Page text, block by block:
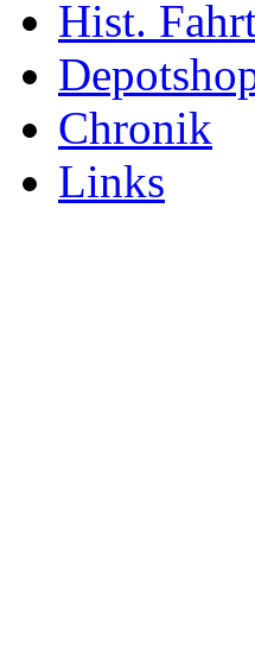
Hist.
Chronik
Links